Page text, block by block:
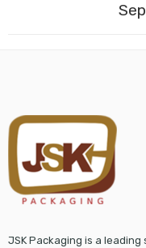
JSK Packaging is a